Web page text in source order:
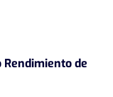
Rendimiento de